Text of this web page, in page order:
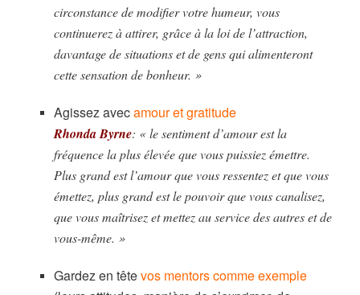
circonstance de modifier votre humeur, vous
continuerez à attirer, grâce à la loi de l’attraction,
davantage de situations et de gens qui alimenteront
cette sensation de bonheur. »
Agissez avecamour et gratitude
Rhonda Byrne: « le sentiment d’amour est la
fréquence la plus élevée que vous puissiez émettre.
Plus grand est l’amour que vous ressentez et que vous
émettez, plus grand est le pouvoir que vous canalisez,
que vous maîtrisez et mettez au service des autres et de
vous-même. »
Gardez en têtevos mentors comme exemple